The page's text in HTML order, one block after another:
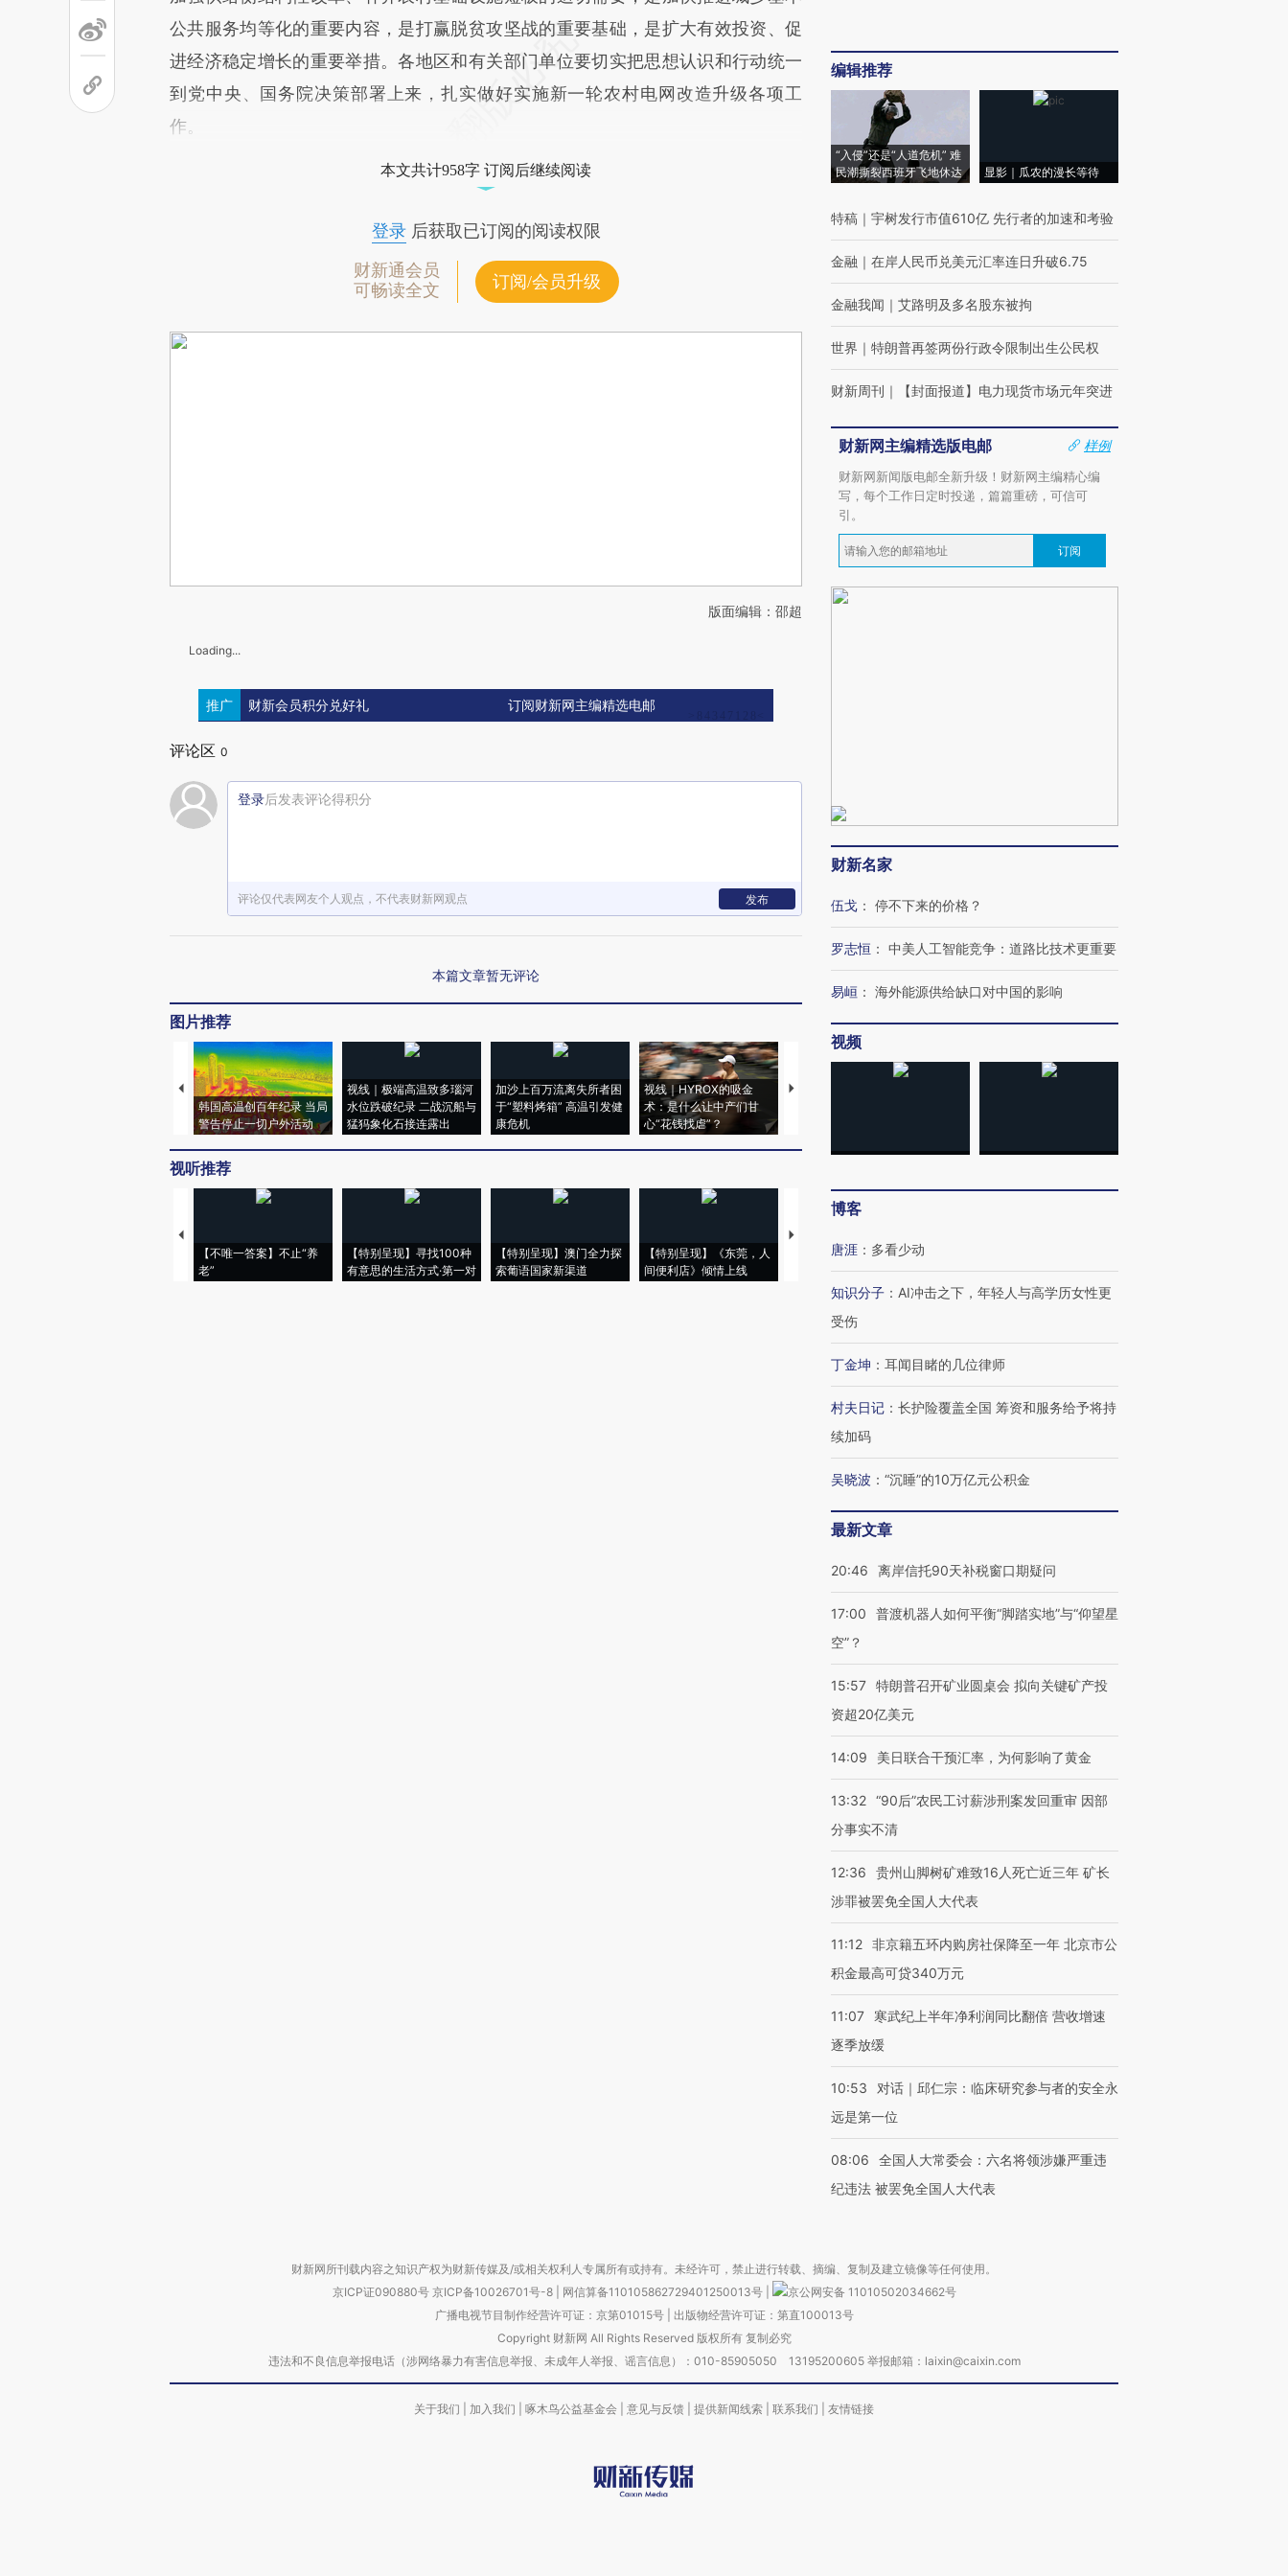
公共服务均等化的重要内容，是打赢脱贫攻坚战的重要基础，是扩大有效投资、促
进经济稳定增长的重要举措。各地区和有关部门单位要切实把思想认识和行动统一
到党中央、国务院决策部署上来，扎实做好实施新一轮农村电网改造升级各项工
作。
本文共计958字 订阅后继续阅读
登录后获取已订阅的阅读权限
财新通会员
可畅读全文
订阅/会员升级
版面编辑：邵超
Loading...
推广 财新会员积分兑好礼 订阅财新网主编精选电邮
评论区 0
登录后发表评论得积分
评论仅代表网友个人观点，不代表财新网观点 发布
本篇文章暂无评论
图片推荐
韩国高温创百年纪录 当局
警告停止一切户外活动
视线｜极端高温致多瑙河
水位跌破纪录 二战沉船与
猛犸象化石接连露出
加沙上百万流离失所者困
于“塑料烤箱” 高温引发健
康危机
视线｜HYROX的吸金
术：是什么让中产们甘
心“花钱找虐”？
马航飞行员跨国走私7万
视听推荐
【不唯一答案】不止“养
老”
【特别呈现】寻找100种
有意思的生活方式·第一对
【特别呈现】澳门全力探
索葡语国家新渠道
【特别呈现】《东莞，人
间便利店》倾情上线
【推广】走进第四届链博
会，让数智科技“链”接产
有意思的生活方式·第三对
住三大增长引擎是什么？
编辑推荐
“入侵”还是“人道危机” 难
民潮撕裂西班牙飞地休达
显影｜瓜农的漫长等待
特稿 ｜ 宇树发行市值610亿 先行者的加速和考验
金融 ｜ 在岸人民币兑美元汇率连日升破6.75
金融我闻 ｜ 艾路明及多名股东被拘
世界 ｜ 特朗普再签两份行政令限制出生公民权
财新周刊 ｜ 【封面报道】电力现货市场元年突进
财新网主编精选版电邮
样例
财新网新闻版电邮全新升级！财新网主编精心编
写，每个工作日定时投递，篇篇重磅，可信可
引。
订阅
财新名家
伍戈 ： 停不下来的价格？
罗志恒 ： 中美人工智能竞争：道路比技术更重要
易峘 ： 海外能源供给缺口对中国的影响
视频
博客
唐涯 ： 多看少动
知识分子 ： AI冲击之下，年轻人与高学历女性更
受伤
丁金坤 ： 耳闻目睹的几位律师
村夫日记 ： 长护险覆盖全国 筹资和服务给予将持
续加码
吴晓波 ： “沉睡”的10万亿元公积金
最新文章
20:46 离岸信托90天补税窗口期疑问
17:00
普渡机器人如何平衡“脚踏实地”与“仰望星
空”？
15:57 特朗普召开矿业圆桌会 拟向关键矿产投
资超20亿美元
14:09 美日联合干预汇率，为何影响了黄金
13:32 “90后”农民工讨薪涉刑案发回重审 因部
分事实不清
12:36
贵州山脚树矿难致16人死亡近三年 矿长
涉罪被罢免全国人大代表
11:12 非京籍五环内购房社保降至一年 北京市公
积金最高可贷340万元
11:07
寒武纪上半年净利润同比翻倍 营收增速
逐季放缓
10:53
对话｜邱仁宗：临床研究参与者的安全永
远是第一位
08:06
全国人大常委会：六名将领涉嫌严重违
纪违法 被罢免全国人大代表
财新网所刊载内容之知识产权为财新传媒及/或相关权利人专属所有或持有。未经许可，禁止进行转载、摘编、复制及建立镜像等任何使用。
京ICP证090880号 京ICP备10026701号-8 网信算备110105862729401250013号
京公网安备 11010502034662号
广播电视节目制作经营许可证：京第01015号| 出版物经营许可证：第直100013号
Copyright 财新网 All Rights Reserved 版权所有 复制必究
违法和不良信息举报电话（涉网络暴力有害信息举报、未成年人举报、谣言信息）：010-85905050 13195200605 举报邮箱：laixin@caixin.com
关于我们 加入我们 啄木鸟公益基金会 意见与反馈 提供新闻线索 联系我们 友情链接